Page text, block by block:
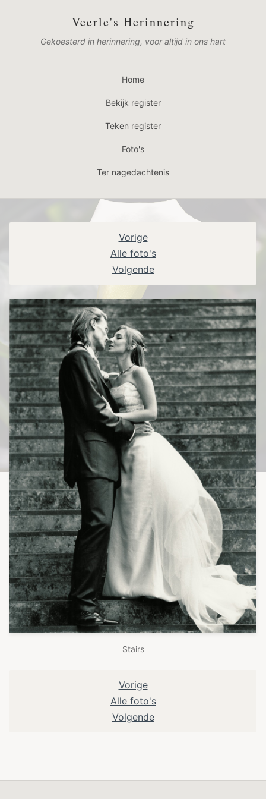
Veerle's Herinnering
Gekoesterd in herinnering, voor altijd in ons hart
Home
Bekijk register
Teken register
Foto's
Ter nagedachtenis
Vorige
Alle foto's
Volgende
Stairs
Vorige
Alle foto's
Volgende